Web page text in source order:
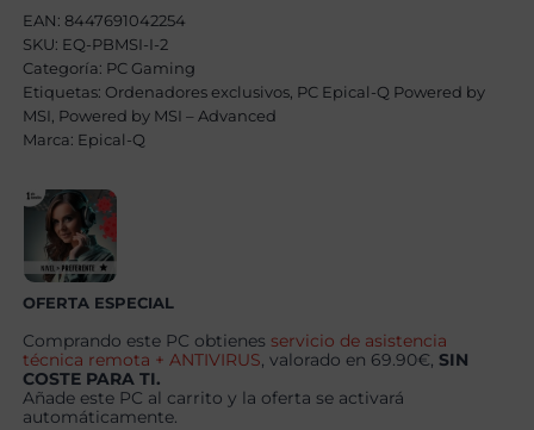
II
AMD
Ryzen
7
5800X,
1TB
SSD
5070
+
Windows
11
Pro
cantidad
EAN:8447691042254
SKU: EQ-PBMSI-I-2
Categoría: PC Gaming
Etiquetas: Ordenadores exclusivos PC Epical-Q Powered by
MSI Powered by MSI – Advanced
Marca: Epical-Q
OFERTA ESPECIAL
Comprando este PC obtienes servicio de asistencia
técnica remota + ANTIVIRUS, valorado en 69.90€,SIN
COSTE PARA TI.
Añade este PC al carrito y la oferta se activará
automáticamente.